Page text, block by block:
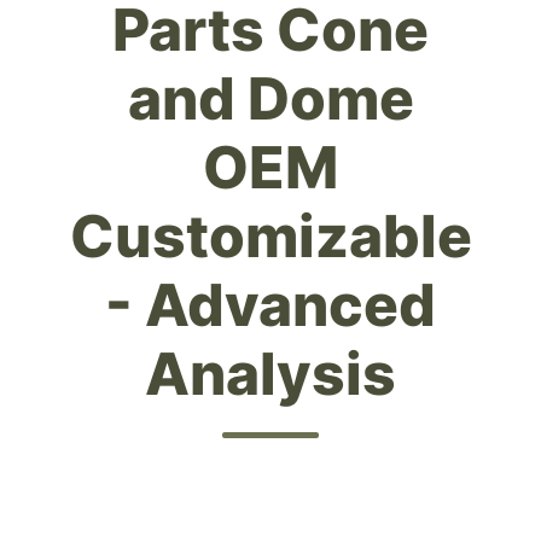
Parts Cone
and Dome
OEM
Customizable
- Advanced
Analysis